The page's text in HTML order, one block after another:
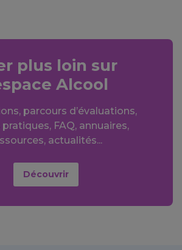
plus loin sur
Alcool
parcours d’évaluations,
FAQ, annuaires,
actualités...
Découvrir